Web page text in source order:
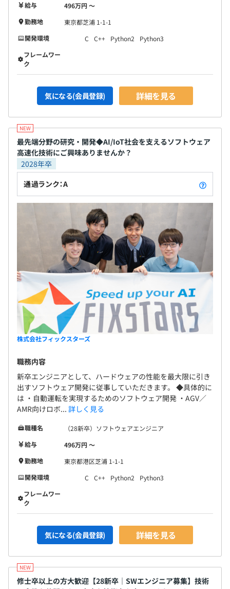
給与
496万円 〜
勤務地
東京都芝浦 1-1-1
開発環境
C C++ Python2
Python3
フレームワー
ク
気になる(会員登録) 詳細を見る
最先端分野の研究・開発◆AI/IoT社会を支えるソフトウェア
高速化技術にご興味ありませんか？
2028年卒
通過ランク：A
株式会社フィックスターズ
職務内容
新卒エンジニアとして、ハードウェアの性能を最大限に引き
出すソフトウェア開発に従事していただきます。 ◆具体的に
は ・自動運転を実現するためのソフトウェア開発 ・AGV／
AMR向けロボ... 詳しく見る
職種名
（28新卒）ソフトウェアエンジニア
給与
496万円 〜
勤務地
東京都港区芝浦 1-1-1
開発環境
C C++ Python2
Python3
フレームワー
ク
気になる(会員登録) 詳細を見る
修士卒以上の方大歓迎【28新卒｜SWエンジニア募集】技術